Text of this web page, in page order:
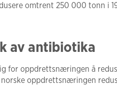
omtrent 250 000 tonn i
av antibiotika
for oppdrettsnæringen å
oppdrettsnæringen